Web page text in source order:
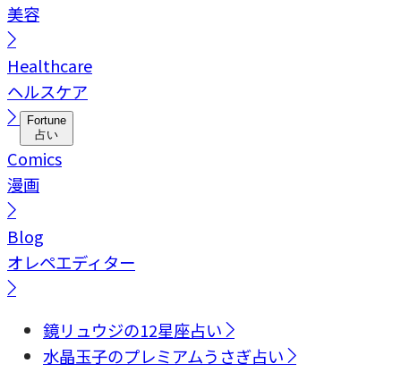
美容
Healthcare
ヘルスケア
Fortune
占い
Comics
漫画
Blog
オレペエディター
鏡リュウジの12星座占い
水晶玉子のプレミアムうさぎ占い